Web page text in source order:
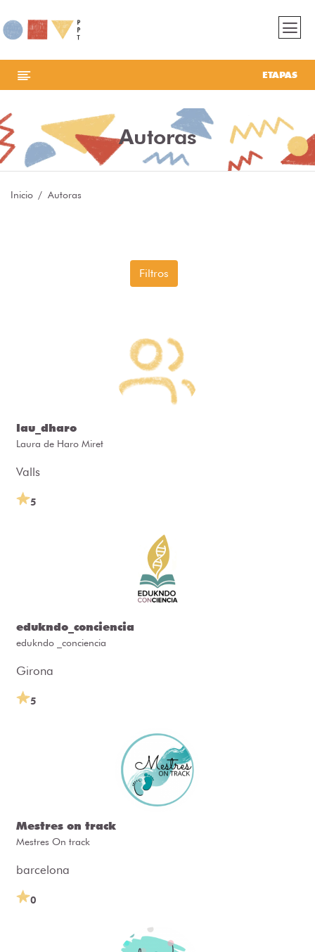
ETAPAS
Autoras
Inicio Autoras
Filtros
lau_dharo
Laura de Haro Miret
Valls
5
edukndo_conciencia
edukndo _conciencia
Girona
5
Mestres on track
Mestres On track
barcelona
0